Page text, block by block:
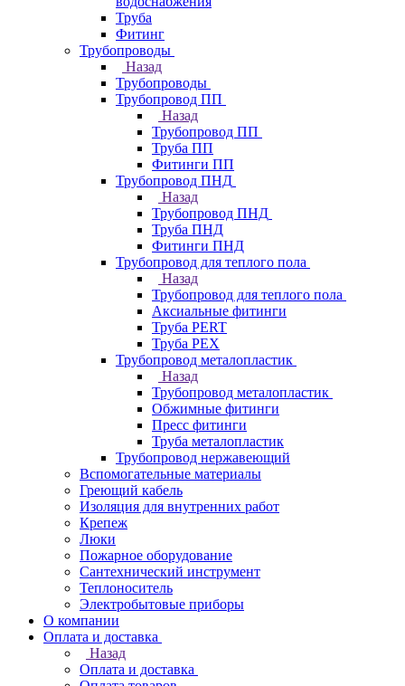
Труба
Фитинг
Трубопроводы
Назад
Трубопроводы
Трубопровод ПП
Назад
Трубопровод ПП
Труба ПП
Фитинги ПП
Трубопровод ПНД
Назад
Трубопровод ПНД
Труба ПНД
Фитинги ПНД
Трубопровод для теплого пола
Назад
Трубопровод для теплого пола
Аксиальные фитинги
Труба PERT
Труба PEX
Трубопровод металопластик
Назад
Трубопровод металопластик
Обжимные фитинги
Пресс фитинги
Труба металопластик
Трубопровод нержавеющий
Вспомогательные материалы
Греющий кабель
Изоляция для внутренних работ
Крепеж
Люки
Пожарное оборудование
Сантехнический инструмент
Теплоноситель
Электробытовые приборы
О компании
Оплата и доставка
Назад
Оплата и доставка